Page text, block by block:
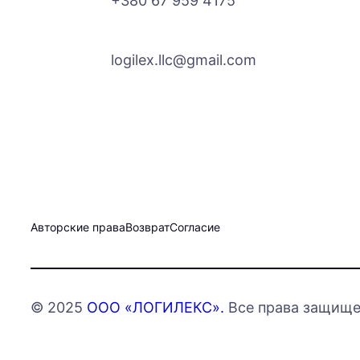
logilex.llc@gmail.com
Авторские праваВозвратСогласие
© 2025 ООО «ЛОГИЛЕКС». Все права